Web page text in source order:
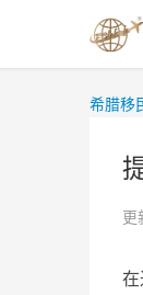
希腊移
更